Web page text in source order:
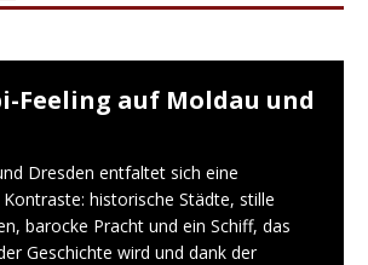
Feeling auf Moldau und
Dresden entfaltet sich eine
historische Städte, stille
barocke Pracht und ein Schiff, das
Geschichte wird und dank der